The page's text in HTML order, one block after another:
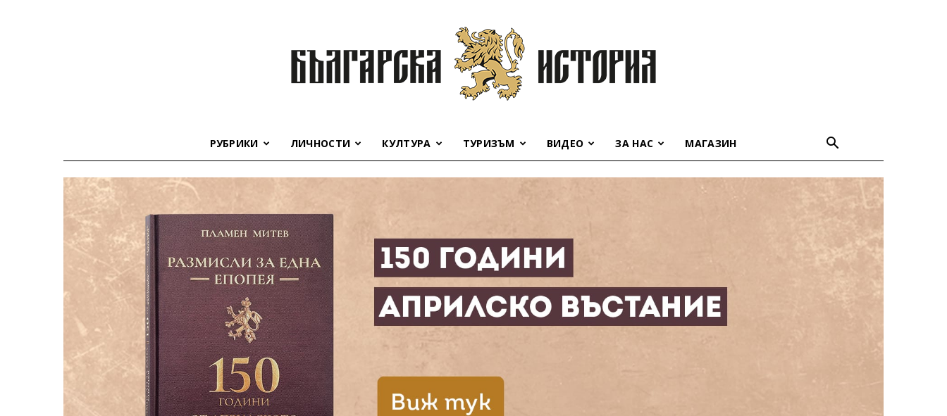
история
РУБРИКИ ЛИЧНОСТИ КУЛТУРА ТУРИЗЪМ ВИДЕО ЗА НАС МАГАЗИН